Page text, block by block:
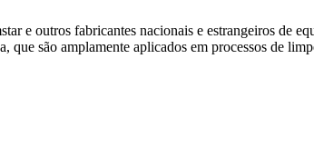
e outros fabricantes nacionais e estrangeiros de
que são amplamente aplicados em processos de